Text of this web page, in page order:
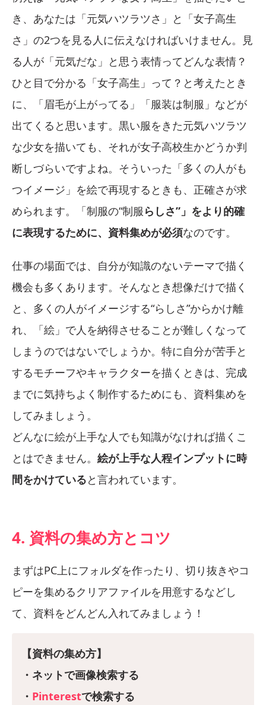
き、あなたは「元気ハツラツさ」と「女子高生
さ」の2つを見る人に伝えなければいけません。見
る人が「元気だな」と思う表情ってどんな表情？
ひと目で分かる「女子高生」って？と考えたとき
に、「眉毛が上がってる」「服装は制服」などが
出てくると思います。黒い服をきた元気ハツラツ
な少女を描いても、それが女子高校生かどうか判
断しづらいですよね。そういった「多くの人がも
つイメージ」を絵で再現するときも、正確さが求
められます。「制服の“制服 らしさ”」をより的確
に表現するために、資料集めが必須なのです。
仕事の場面では、自分が知識のないテーマで描く
機会も多くあります。そんなとき想像だけで描く
と、多くの人がイメージする“らしさ”からかけ離
れ、「絵」で人を納得させることが難しくなって
しまうのではないでしょうか。特に自分が苦手と
するモチーフやキャラクターを描くときは、完成
までに気持ちよく制作するためにも、資料集めを
してみましょう。
どんなに絵が上手な人でも知識がなければ描くこ
とはできません。 絵が上手な人程インプットに時
間をかけていると言われています。
4. 資料の集め方とコツ
まずはPC上にフォルダを作ったり、切り抜きやコ
ピーを集めるクリアファイルを用意するなどし
て、資料をどんどん入れてみましょう！
【資料の集め方】
・ネットで画像検索する
・ Pinterestで検索する